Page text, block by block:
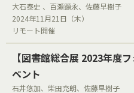
大石泰史 、百瀬顕永、佐藤早樹子
2024年11月21日（木）
リモート開催
【図書館総合展 2023年度
ベント
石井悠加、柴田充朗、佐藤早樹子